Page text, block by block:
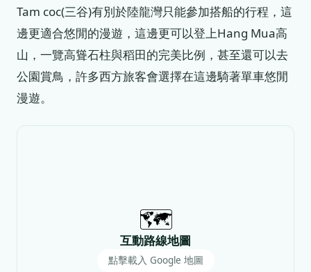
Tam coc(三谷)有別於陸龍灣只能參加搭船的行程，這
邊更適合悠閒的漫遊，這邊更可以登上Hang Mua高
山，一覽高聳石柱與稻田的完美比例，甚至還可以去
公園賞鳥，許多西方旅客會選擇在這邊騎著單車悠閒
漫遊。
🗺️
互動路線地圖
點擊載入 Google 地圖